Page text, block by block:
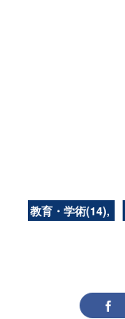
教育・学術(14)